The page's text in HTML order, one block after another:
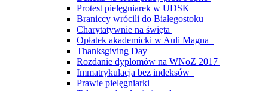
Protest pielęgniarek w UDSK
Braniccy wrócili do Białegostoku
Charytatywnie na święta
Opłatek akademicki w Auli Magna
Thanksgiving Day
Rozdanie dyplomów na WNoZ 2017
Immatrykulacja bez indeksów
Prawie pielęgniarki